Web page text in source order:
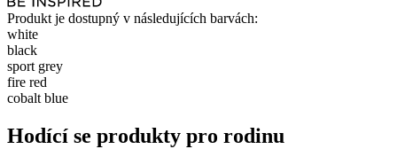
Produkt je dostupný v následujících barvách:
white
black
sport grey
fire red
cobalt blue
Hodící se produkty pro rodinu